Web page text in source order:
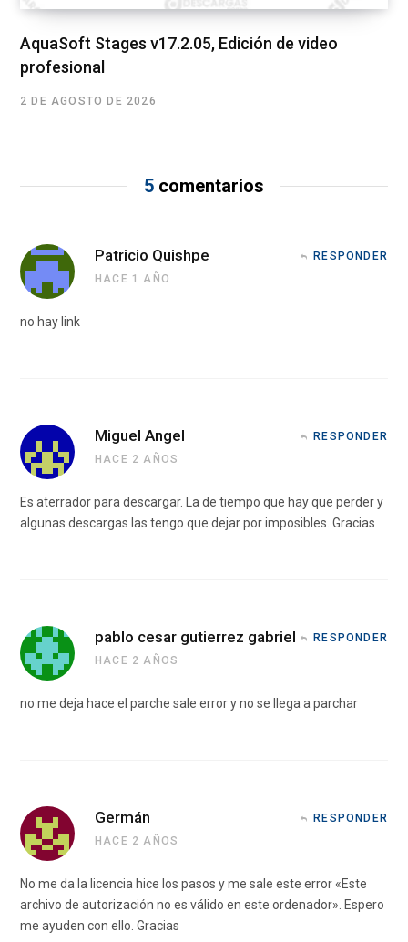
AquaSoft Stages v17.2.05, Edición de video
profesional
2 DE AGOSTO DE 2026
5 comentarios
Patricio Quishpe
HACE 1 AÑO
RESPONDER
no hay link
Miguel Angel
HACE 2 AÑOS
RESPONDER
Es aterrador para descargar. La de tiempo que hay que perder y
algunas descargas las tengo que dejar por imposibles. Gracias
pablo cesar gutierrez gabriel
HACE 2 AÑOS
RESPONDER
no me deja hace el parche sale error y no se llega a parchar
Germán
HACE 2 AÑOS
RESPONDER
No me da la licencia hice los pasos y me sale este error «Este
archivo de autorización no es válido en este ordenador». Espero
me ayuden con ello. Gracias